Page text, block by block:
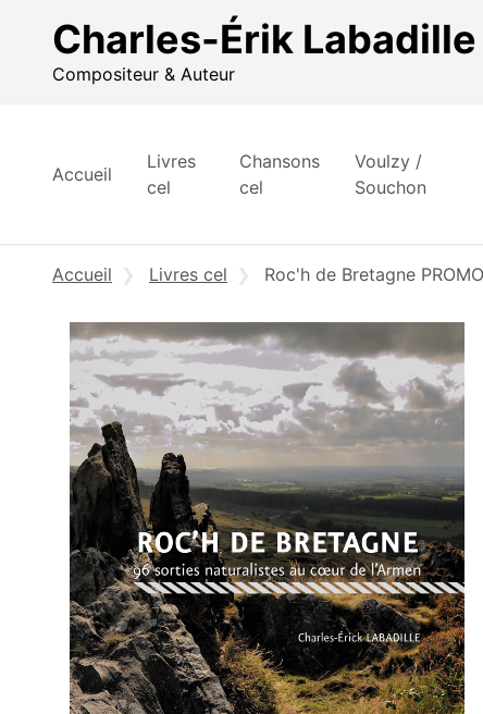
Charles-Érik Labadille
Compositeur & Auteur
Accueil
Livres
cel
Chansons
cel
Voulzy /
Souchon
Accueil Livres cel Roc'h de Bretagne